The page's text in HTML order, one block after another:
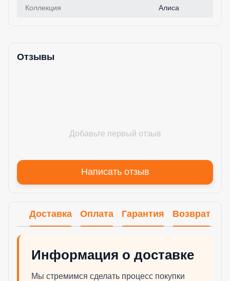
Коллекция Алиса
Отзывы
Добавьте первый отзыв
Написать отзыв
Доставка Оплата Гарантия Возврат
Информация о доставке
Мы стремимся сделать процесс покупки